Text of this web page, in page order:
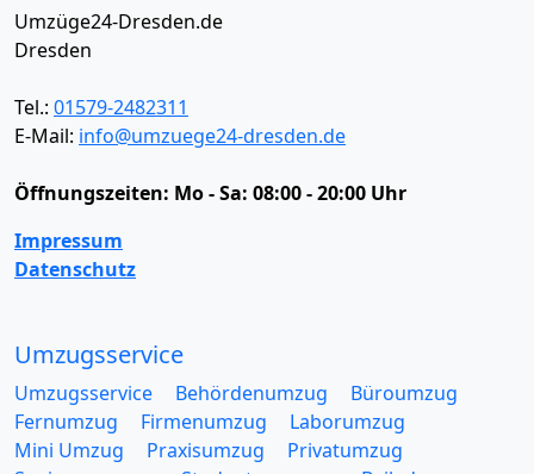
Umzüge24-Dresden.de
Dresden
Tel.: 01579-2482311
E-Mail: info@umzuege24-dresden.de
Öffnungszeiten: Mo - Sa: 08:00 - 20:00 Uhr
Impressum
Datenschutz
Umzugsservice
Umzugsservice Behördenumzug
Büroumzug
Fernumzug
Firmenumzug
Laborumzug
Mini Umzug
Praxisumzug
Privatumzug